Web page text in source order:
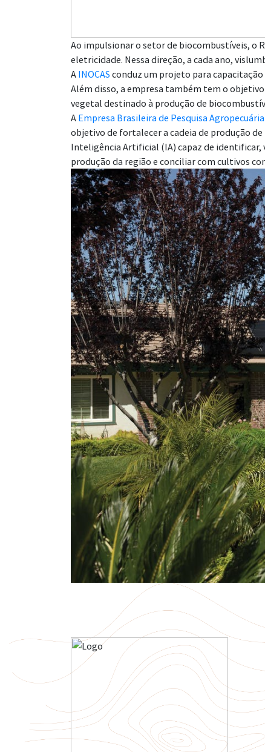
Ao impulsionar o setor de biocombustíveis, o
eletricidade. Nessa direção, a cada ano,
A INOCAS conduz um projeto para
Além disso, a empresa também tem o
vegetal destinado à produção de
A Empresa Brasileira de Pesquisa Agropecuária
objetivo de fortalecer a cadeia de produção
Inteligência Artificial (IA) capaz de identificar,
produção da região e conciliar com cultivos